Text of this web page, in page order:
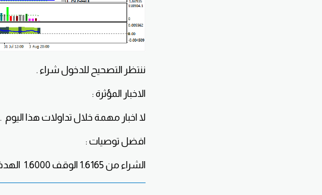
ننتظر التصحيح للدخول شراء .
الاخبار المؤثرة :
لا اخبار مهمة خلال تداولات هذا اليوم .
افضل توصيات :
الشراء من 1.6165 الوقف 1.6000 الهدف 80 - 120 نقطه .